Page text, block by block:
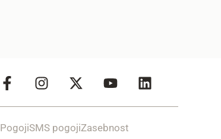
PogojiSMS pogojiZasebnost